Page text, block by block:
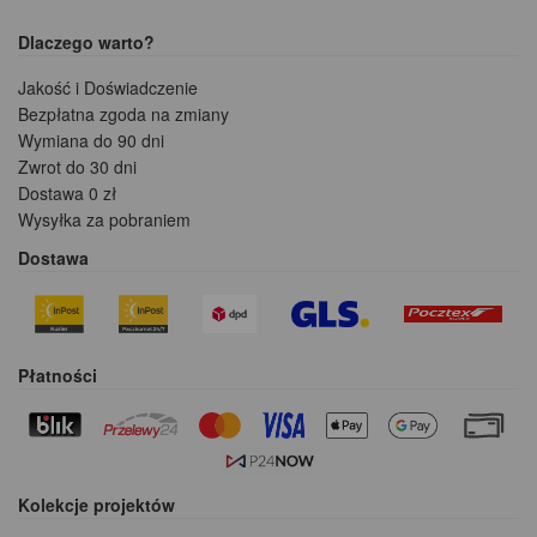
Dlaczego warto?
Jakość i Doświadczenie
Bezpłatna zgoda na zmiany
Wymiana do 90 dni
Zwrot do 30 dni
Dostawa 0 zł
Wysyłka za pobraniem
Dostawa
Płatności
Kolekcje projektów